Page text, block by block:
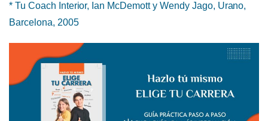
* Tu Coach Interior, Ian McDemott y Wendy Jago, Urano,
Barcelona, 2005